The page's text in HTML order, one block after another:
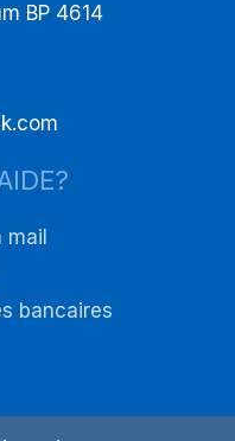
BP 4614
bancaires